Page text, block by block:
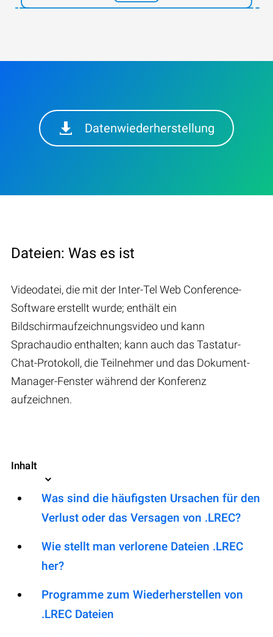
Datenwiederherstellung
Dateien: Was es ist
Videodatei, die mit der Inter-Tel Web Conference-
Software erstellt wurde; enthält ein
Bildschirmaufzeichnungsvideo und kann
Sprachaudio enthalten; kann auch das Tastatur-
Chat-Protokoll, die Teilnehmer und das Dokument-
Manager-Fenster während der Konferenz
aufzeichnen.
Inhalt
Was sind die häufigsten Ursachen für den
Verlust oder das Versagen von .LREC?
Wie stellt man verlorene Dateien .LREC
her?
Programme zum Wiederherstellen von
.LREC Dateien